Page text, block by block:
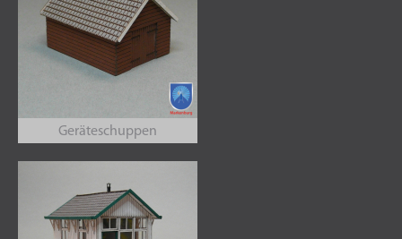
Geräteschuppen